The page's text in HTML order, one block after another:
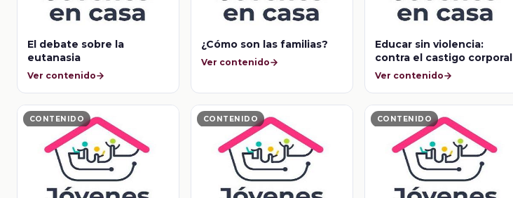
El debate sobre la
eutanasia
Ver contenido
¿Cómo son las familias?
Ver contenido
Educar sin violencia:
contra el castigo corporal
Ver contenido
CONTENIDO CONTENIDO CONTENIDO